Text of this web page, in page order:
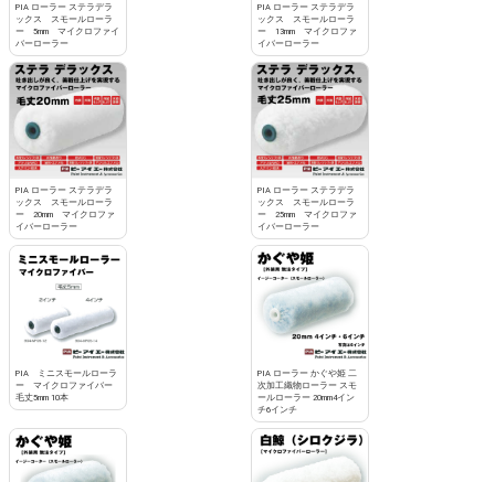
PIA ローラー ステラデラ
ックス スモールローラ
ー 5mm マイクロファイ
バーローラー
PIA ローラー ステラデラ
ックス スモールローラ
ー 13mm マイクロファ
イバーローラー
PIA ローラー ステラデラ
ックス スモールローラ
ー 20mm マイクロファ
イバーローラー
PIA ローラー ステラデラ
ックス スモールローラ
ー 25mm マイクロファ
イバーローラー
PIA ミニスモールローラ
ー マイクロファイバー
毛丈5mm 10本
PIA ローラー かぐや姫 二
次加工織物ローラー スモ
ールローラー 20mm4イン
チ6インチ